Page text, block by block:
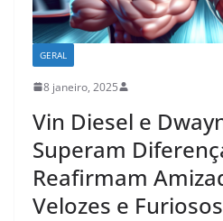
GERAL
8 janeiro, 2025
Vin Diesel e
Superam
Reafirmam
Velozes e Furiosos